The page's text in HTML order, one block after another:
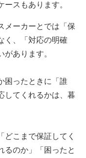
ースもあります。
メーカーとでは「保
く、「対応の明確
があります。
困ったときに「誰
してくれるかは、暮
どこまで保証してく
るのか」「困ったと